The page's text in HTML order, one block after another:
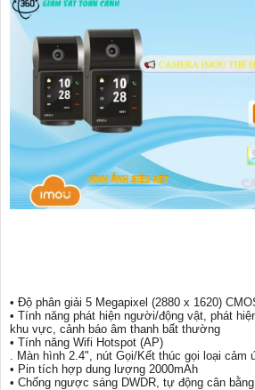
• Độ phân giải 5 Megapixel (2880 x 1620)
• Tính năng phát hiện người/động vật, phát
khu vực, cảnh báo âm thanh bất thường
• Tính năng Wifi Hotspot (AP)
. Màn hình 2.4", nút Gọi/Kết thúc gọi loại cảm
• Pin tích hợp dung lượng 2000mAh
• Chống ngược sáng DWDR, tự động cân